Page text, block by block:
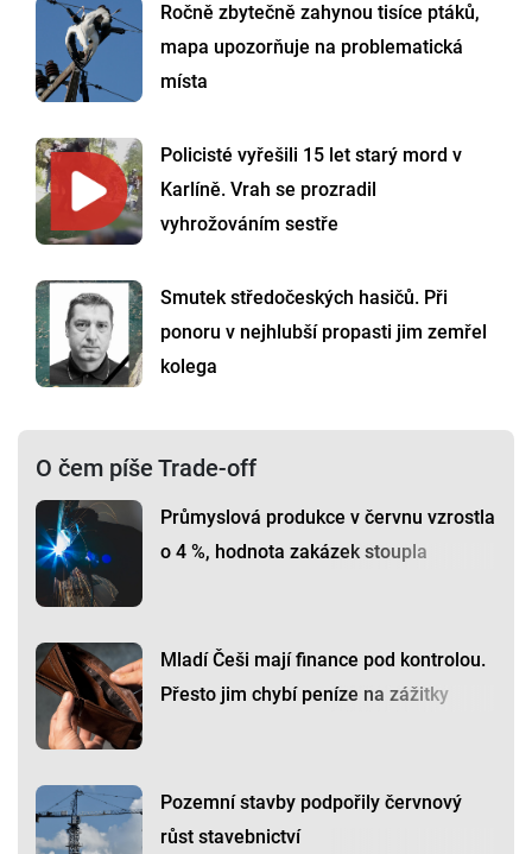
Ročně zbytečně zahynou tisíce ptáků,
mapa upozorňuje na problematická
místa
Policisté vyřešili 15 let starý mord v
Karlíně. Vrah se prozradil
vyhrožováním sestře
Smutek středočeských hasičů. Při
ponoru v nejhlubší propasti jim zemřel
kolega
O čem píše Trade-off
Průmyslová produkce v červnu vzrostla
o 4 %, hodnota zakázek stoupla
Mladí Češi mají finance pod kontrolou.
Přesto jim chybí peníze na zážitky
Pozemní stavby podpořily červnový
růst stavebnictví